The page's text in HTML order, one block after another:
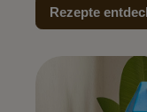
Rezepte